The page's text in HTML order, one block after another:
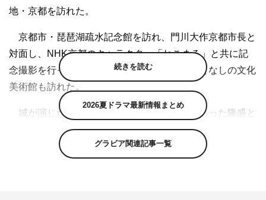
地・京都を訪れた。
京都市・琵琶湖疏水記念館を訪れ、門川大作京都市長と
対面し、NHK京都のキャラクター「ねこまる」と共に記
念撮影を行った。また、霊山歴史館、角屋もてなしの文化
美術館も訪れた。
城が演じた菊次郎は、奄美大島に島流しにあった隆盛と
愛加那（二階堂ふみ）の間に生まれた子供。9歳の時に、
隆盛の妻・糸（黒木華）が引き取り、薩摩の西郷家で暮ら
続きを読む
2026夏ドラマ最新情報まとめ
グラビア関連記事一覧